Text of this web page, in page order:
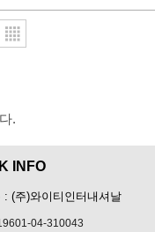
.
INFO
: (주)와이티인터내셔날
04-310043